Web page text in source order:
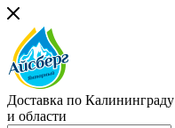
Доставка по Калининграду
и области